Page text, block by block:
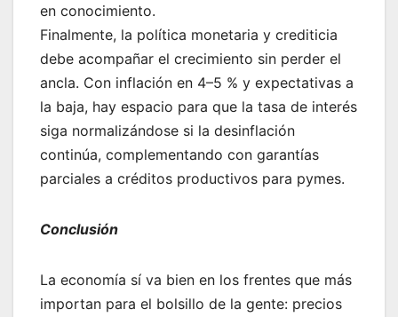
en conocimiento.
Finalmente, la política monetaria y crediticia
debe acompañar el crecimiento sin perder el
ancla. Con inflación en 4–5 % y expectativas a
la baja, hay espacio para que la tasa de interés
siga normalizándose si la desinflación
continúa, complementando con garantías
parciales a créditos productivos para pymes.
Conclusión
La economía sí va bien en los frentes que más
importan para el bolsillo de la gente: precios